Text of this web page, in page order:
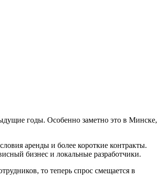
годы. Особенно заметно это в Минске,
аренды и более короткие контракты.
бизнес и локальные разработчики.
то теперь спрос смещается в